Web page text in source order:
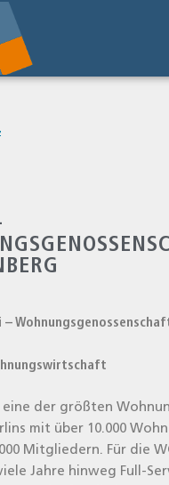
–
eine der größ­ten
mit über 10.000
Mit­glie­dern. Für die
Jah­re hin­weg Full-